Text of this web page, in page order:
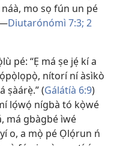
mo sọ fún un pé
Diutarónómì 7:3; 2
pé: “Ẹ má ṣe jẹ́ kí a
nítorí ní àsìkò
ṣàárẹ̀.” (Gálátíà 6:9)
lọ́wọ́ nígbà tó kọ̀wé
má gbàgbé ìwé
o, a mọ̀ pé Ọlọ́run ń